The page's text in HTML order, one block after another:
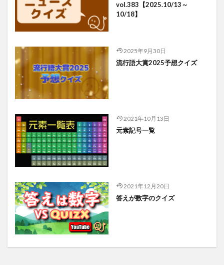
vol.383【2025.10/13～
10/18】
2025年9月30日
流行語大賞2025予想クイズ
2021年10月13日
元素記号一覧
2021年12月20日
答えが数字のクイズ